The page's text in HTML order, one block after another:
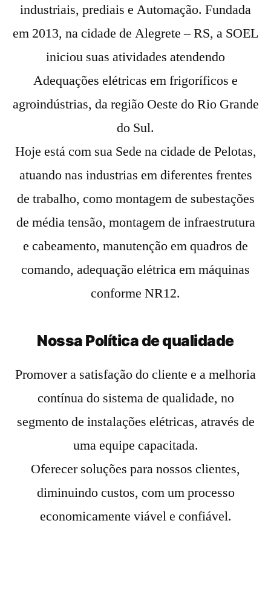
industriais, prediais e Automação. Fundada
em 2013, na cidade de Alegrete – RS, a SOEL
iniciou suas atividades atendendo
Adequações elétricas em frigoríficos e
agroindústrias, da região Oeste do Rio Grande
do Sul.
Hoje está com sua Sede na cidade de Pelotas,
atuando nas industrias em diferentes frentes
de trabalho, como montagem de subestações
de média tensão, montagem de infraestrutura
e cabeamento, manutenção em quadros de
comando, adequação elétrica em máquinas
conforme NR12.
Nossa Política de qualidade
Promover a satisfação do cliente e a melhoria
contínua do sistema de qualidade, no
segmento de instalações elétricas, através de
uma equipe capacitada.
Oferecer soluções para nossos clientes,
diminuindo custos, com um processo
economicamente viável e confiável.